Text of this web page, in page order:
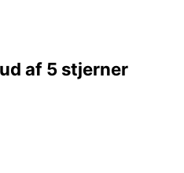
af 5 stjerner